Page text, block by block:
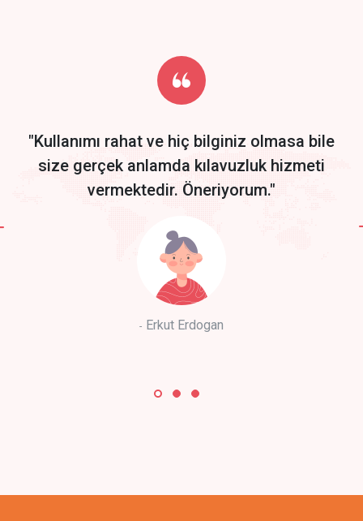
Start by trying our service for 30 days free trial no credit card
required.
"Kullanımı rahat ve hiç bilginiz olmasa bile
size gerçek anlamda kılavuzluk hizmeti
vermektedir. Öneriyorum."
Erkut Erdogan